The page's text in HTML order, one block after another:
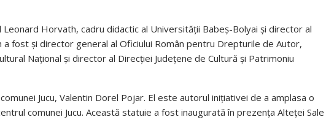
Horvath, cadru didactic al Universității Babeș-Bolyai și director al
a fost și director general al Oficiului Român pentru Drepturile de Autor,
Național și director al Direcției Județene de Cultură și Patrimoniu
Jucu, Valentin Dorel Pojar. El este autorul inițiativei de a amplasa o
comunei Jucu. Această statuie a fost inaugurată în prezența Alteței Sale